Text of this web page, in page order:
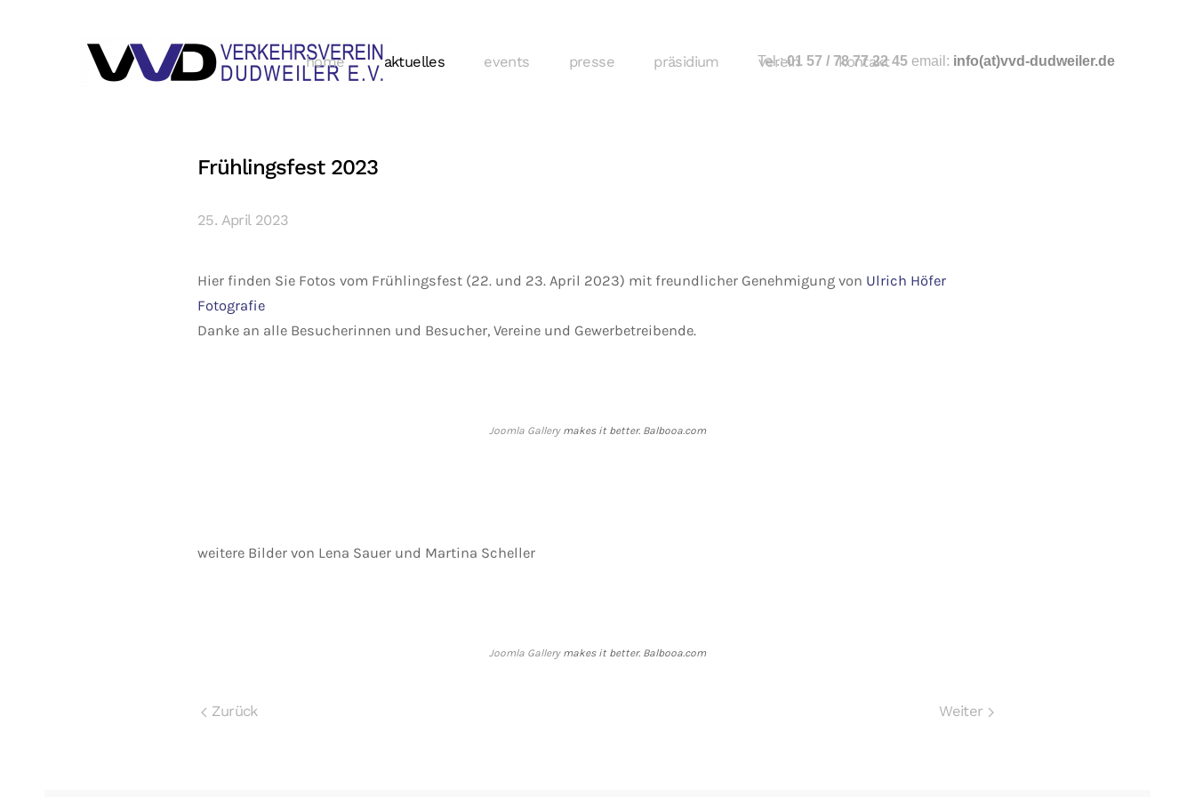
home aktuelles events presse präsidium verein kontakt
Tel.:01 57 / 78 77 22 45 email: info(at)vvd-dudweiler.de
Frühlingsfest 2023
25. April 2023
Hier finden Sie Fotos vom Frühlingsfest (22. und 23. April 2023) mit freundlicher Genehmigung von Ulrich Höfer
Fotografie
Danke an alle Besucherinnen und Besucher, Vereine und Gewerbetreibende.
Joomla Gallerymakes it better. Balbooa.com
weitere Bilder von Lena Sauer und Martina Scheller
Joomla Gallerymakes it better. Balbooa.com
Zurück Weiter